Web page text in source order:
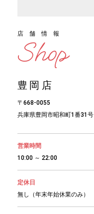
店舗情報
Shop
豊岡店
〒668-0055
兵庫県豊岡市昭和町1番31号
営業時間
10:00 ～ 22:00
定休日
無し（年末年始休業のみ）